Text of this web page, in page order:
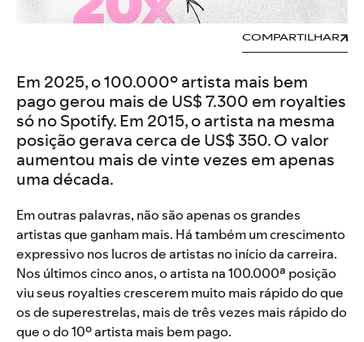
COMPARTILHAR
Em 2025, o 100.000º artista mais bem
pago gerou mais de US$ 7.300 em royalties
só no Spotify. Em 2015, o artista na mesma
posição gerava cerca de US$ 350. O valor
aumentou mais de vinte vezes em apenas
uma década.
Em outras palavras, não são apenas os grandes
artistas que ganham mais. Há também um crescimento
expressivo nos lucros de artistas no início da carreira.
Nos últimos cinco anos, o artista na 100.000ª posição
viu seus royalties crescerem muito mais rápido do que
os de superestrelas, mais de três vezes mais rápido do
que o do 10º artista mais bem pago.